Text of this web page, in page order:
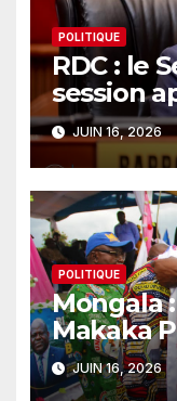
POLITIQUE
RDC : le
session
loi sur le
JUIN 16, 2026
POLITIQUE
Mongala
Makaka
provincial
JUIN 16, 2026